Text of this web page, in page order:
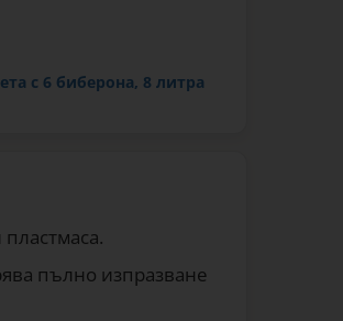
с 6 биберона, 8 литра
пълно изпразване